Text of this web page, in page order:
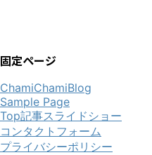
固定ページ
ChamiChamiBlog
Sample Page
Top記事スライドショー
コンタクトフォーム
プライバシーポリシー